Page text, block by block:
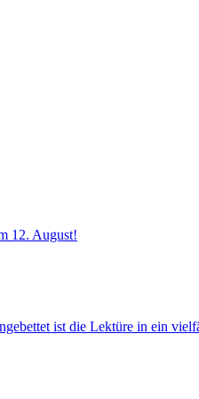
12. August!
ist die Lektüre in ein